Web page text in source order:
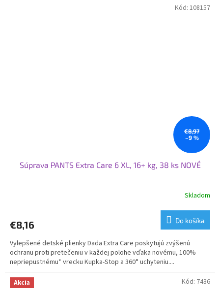
€8,97
–9 %
Súprava PANTS Extra Care 6 XL, 16+ kg, 38 ks NOVÉ
je
z
5
hviezdičiek.
Skladom
€8,16 Do košíka
Vylepšené detské plienky Dada Extra Care poskytujú zvýšenú
ochranu proti pretečeniu v každej polohe vďaka novému, 100%
nepriepustnému* vrecku Kupka-Stop a 360° uchyteniu....
Kód: 108157
Akcia Kód: 7436